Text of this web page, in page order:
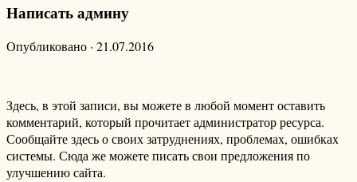
Написать админу
Опубликовано · 21.07.2016
Здесь, в этой записи, вы можете в любой момент оставить
комментарий, который прочитает администратор ресурса.
Сообщайте здесь о своих затруднениях, проблемах, ошибках
системы. Сюда же можете писать свои предложения по
улучшению сайта.